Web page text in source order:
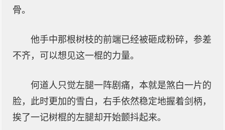
骨。
他手中那根树枝的前端已经被砸成粉碎，参差
不齐，可以想见这一棍的力量。
何道人只觉左腿一阵剧痛，本就是煞白一片的
脸，此时更加的雪白，右手依然稳定地握着剑柄，
挨了一记树棍的左腿却开始颤抖起来。